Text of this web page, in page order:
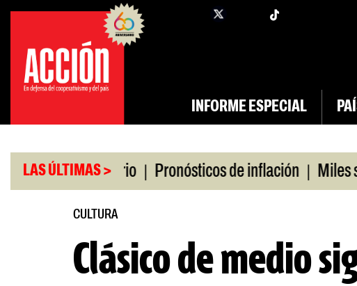
Saltar
contenido
facebook
INFORME ESPECIAL
LAS ÚLTIMAS >
universitario | Pronósticos de inflación | Miles sin
CULTURA
Clásico de medio